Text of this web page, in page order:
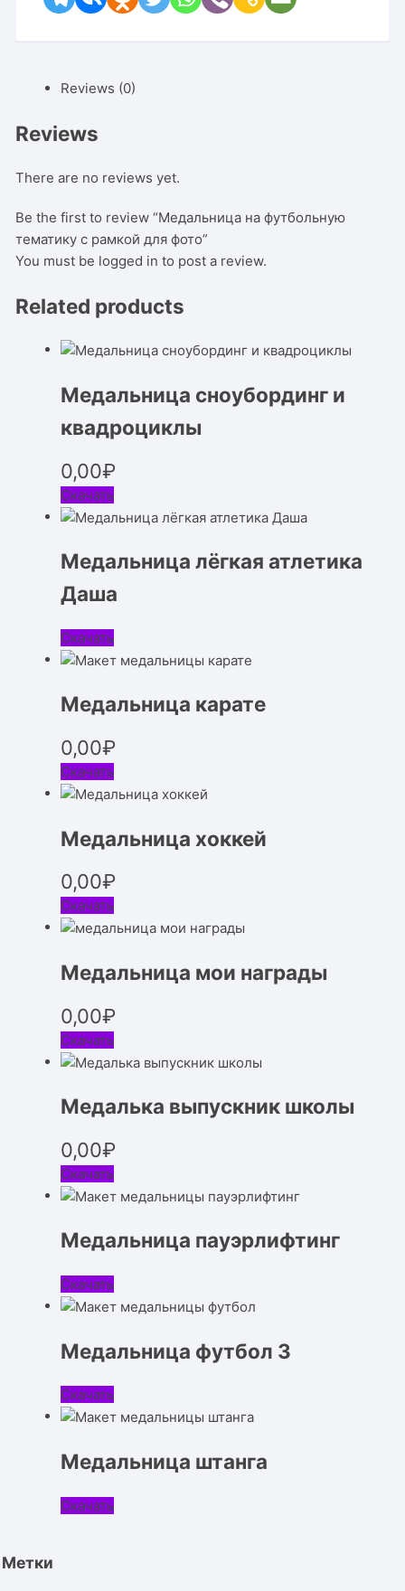
Reviews (0)
Reviews
There are no reviews yet.
Be the first to review “Медальница на футбольную
тематику с рамкой для фото”
You must be logged in to post a review.
Related products
Медальница сноубординг и
квадроциклы
0,00₽
Скачать
Медальница лёгкая атлетика
Даша
Скачать
Медальница карате
0,00₽
Скачать
Медальница хоккей
0,00₽
Скачать
Медальница мои награды
0,00₽
Скачать
Медалька выпускник школы
0,00₽
Скачать
Медальница пауэрлифтинг
Скачать
Медальница футбол 3
Скачать
Медальница штанга
Скачать
Метки